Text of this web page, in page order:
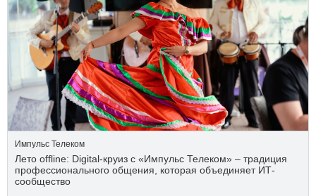
Импульс Телеком
Лето offline: Digital-круиз с «Импульс Телеком» – традиция
профессионального общения, которая объединяет ИТ-
сообщество